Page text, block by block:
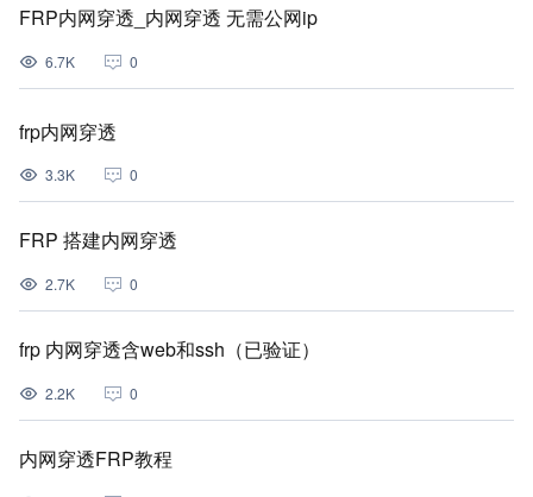
FRP内网穿透_内网穿透 无需公网ip
6.7K 0
frp内网穿透
3.3K 0
FRP 搭建内网穿透
2.7K 0
frp 内网穿透含web和ssh（已验证）
2.2K 0
内网穿透FRP教程